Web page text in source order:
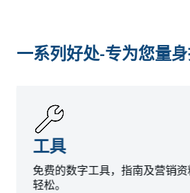
一系列好处-专为您量
工具
免费的数字工具，指南及营销
轻松。